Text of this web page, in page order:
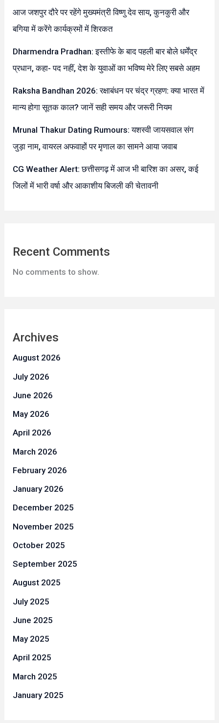
आज जशपुर दौरे पर रहेंगे मुख्यमंत्री विष्णु देव साय, कुनकुरी और
बगिया में करेंगे कार्यक्रमों में शिरकत
Dharmendra Pradhan: इस्तीफे के बाद पहली बार बोले धर्मेंद्र
प्रधान, कहा- पद नहीं, देश के युवाओं का भविष्य मेरे लिए सबसे अहम
Raksha Bandhan 2026: रक्षाबंधन पर चंद्र ग्रहण: क्या भारत में
मान्य होगा सूतक काल? जानें सही समय और जरूरी नियम
Mrunal Thakur Dating Rumours: यशस्वी जायसवाल संग
जुड़ा नाम, वायरल अफवाहों पर मृणाल का सामने आया जवाब
CG Weather Alert: छत्तीसगढ़ में आज भी बारिश का असर, कई
जिलों में भारी वर्षा और आकाशीय बिजली की चेतावनी
Recent Comments
No comments to show.
Archives
August 2026
July 2026
June 2026
May 2026
April 2026
March 2026
February 2026
January 2026
December 2025
November 2025
October 2025
September 2025
August 2025
July 2025
June 2025
May 2025
April 2025
March 2025
January 2025